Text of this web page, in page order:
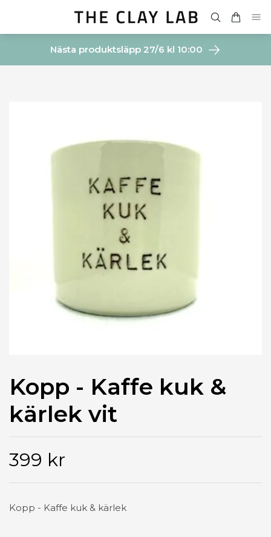
Nästa produktsläpp 27/6 kl 10:00
Kopp - Kaffe kuk &
kärlek vit
399 kr
Kopp - Kaffe kuk & kärlek